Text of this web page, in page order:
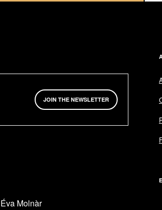
JOIN THE NEWSLETTER
Éva Molnàr